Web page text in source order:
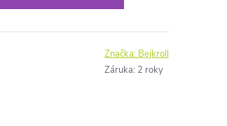
Značka: Bejkroll
Záruka: 2 roky